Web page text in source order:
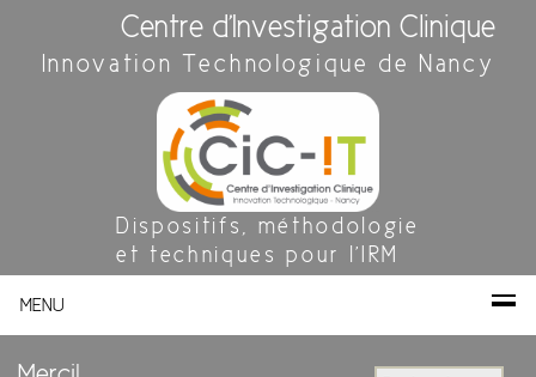
Centre d'Investigation Clinique
Innovation Technologique de Nancy
Dispositifs, méthodologie
et techniques pour l'IRM
MENU